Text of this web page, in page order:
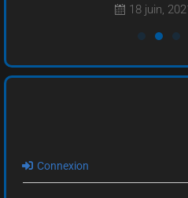
18 juin,
Connexion